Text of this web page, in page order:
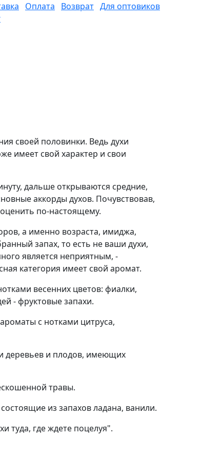
Оплата Возврат Для оптовиков
своей половинки. Ведь духи
имеет свой характер и свои
дальше открываются средние,
аккорды духов. Почувствовав,
по-настоящему.
а именно возраста, имиджа,
запах, то есть не ваши духи,
является неприятным, -
категория имеет свой аромат.
весенних цветов: фиалки,
- фруктовые запахи.
с нотками цитруса,
деревьев и плодов, имеющих
травы.
из запахов ладана, ванили.
туда, где ждете поцелуя".